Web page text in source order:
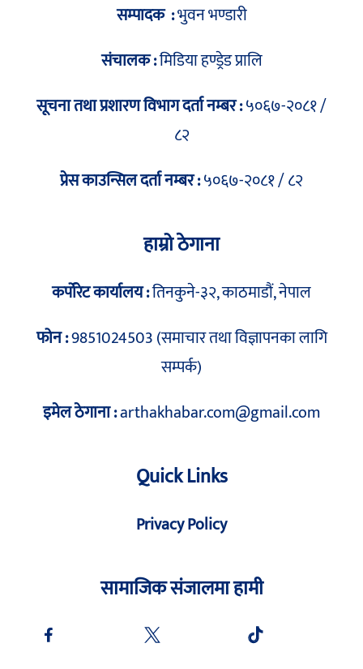
सम्पादक :भुवन भण्डारी
संचालक :मिडिया हण्ड्रेड प्रालि
सूचना तथा प्रशारण विभाग दर्ता नम्बर :५०६७-२०८१ /
८२
प्रेस काउन्सिल दर्ता नम्बर :५०६७-२०८१ / ८२
हाम्रो ठेगाना
कर्पोरेट कार्यालय :तिनकुने-३२, काठमाडौं, नेपाल
फोन :9851024503 (समाचार तथा विज्ञापनका लागि
सम्पर्क)
इमेल ठेगाना :arthakhabar.com@gmail.com
Quick Links
Privacy Policy
सामाजिक संजालमा हामी